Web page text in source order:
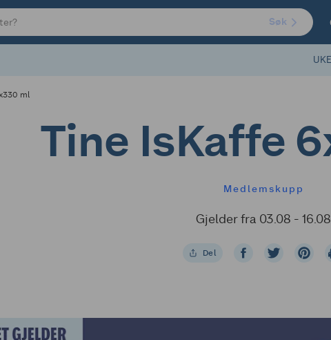
Søk
ml
Tine IsKaffe
Medlemskupp
Gjelder fra 03.08 - 16.08
Del